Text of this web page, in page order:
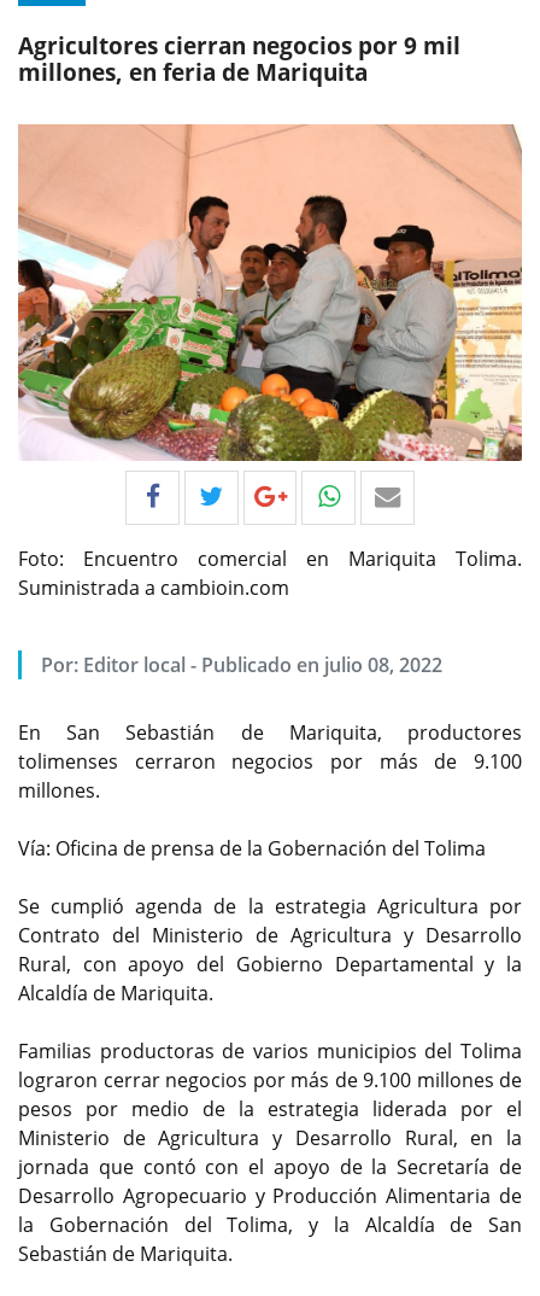
Agricultores cierran negocios por 9 mil
millones, en feria de Mariquita
Foto: Encuentro comercial en Mariquita Tolima.
Suministrada a cambioin.com
Por: Editor local - Publicado en julio 08, 2022
En San Sebastián de Mariquita, productores
tolimenses cerraron negocios por más de 9.100
millones.
Vía: Oficina de prensa de la Gobernación del Tolima
Se cumplió agenda de la estrategia Agricultura por
Contrato del Ministerio de Agricultura y Desarrollo
Rural, con apoyo del Gobierno Departamental y la
Alcaldía de Mariquita.
Familias productoras de varios municipios del Tolima
lograron cerrar negocios por más de 9.100 millones de
pesos por medio de la estrategia liderada por el
Ministerio de Agricultura y Desarrollo Rural, en la
jornada que contó con el apoyo de la Secretaría de
Desarrollo Agropecuario y Producción Alimentaria de
la Gobernación del Tolima, y la Alcaldía de San
Sebastián de Mariquita.